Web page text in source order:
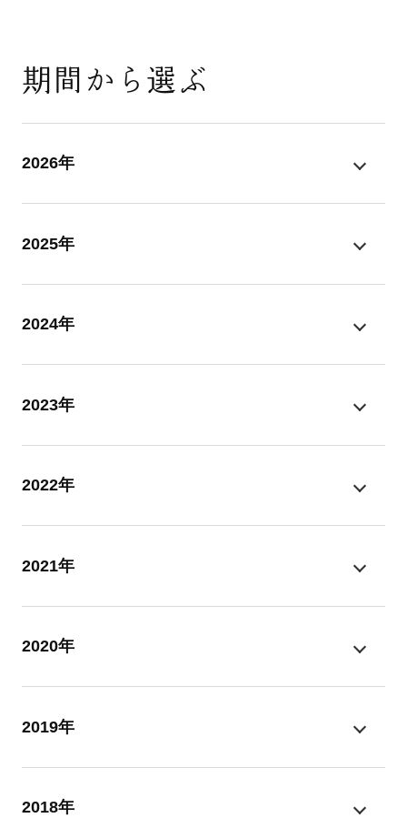
期間から選ぶ
2026年
2025年
2024年
2023年
2022年
2021年
2020年
2019年
2018年